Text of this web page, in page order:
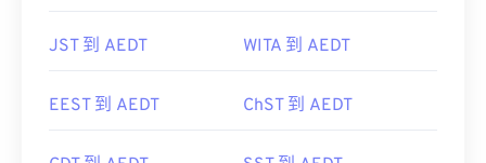
JST 到 AEDT WITA 到 AEDT
EEST 到 AEDT ChST 到 AEDT